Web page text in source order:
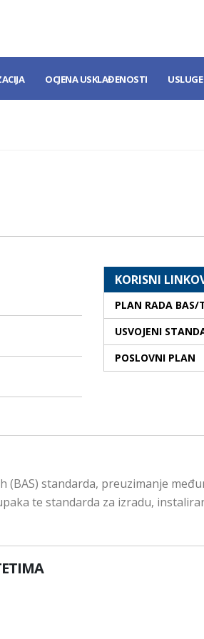
OCJENA USKLAĐENOSTI USLUGE
KORISNI
PLAN RADA BAS/
USVOJENI
POSLOVNI PLAN
standarda, preuzimanje
te standarda za izradu,